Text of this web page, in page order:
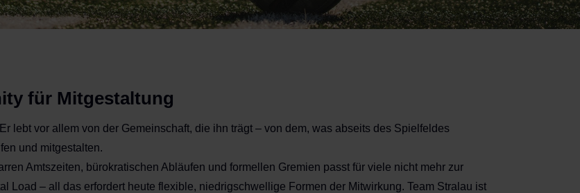
für Mitgestaltung
lebt vor allem von der Gemeinschaft, die ihn trägt – von dem, was abseits des Spielfeldes
und mitgestalten.
Amtszeiten, bürokratischen Abläufen und formellen Gremien passt für viele nicht mehr zur
Load – all das erfordert heute flexible, niedrigschwellige Formen der Mitwirkung. Team Stralau ist